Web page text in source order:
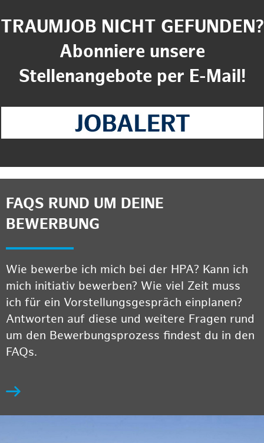
TRAUMJOB NICHT GEFUNDEN?
Abonniere unsere
Stellenangebote per E-Mail!
FAQS RUND UM DEINE
BEWERBUNG
Wie bewerbe ich mich bei der HPA? Kann ich
mich initiativ bewerben? Wie viel Zeit muss
ich für ein Vorstellungsgespräch einplanen?
Antworten auf diese und weitere Fragen rund
um den Bewerbungsprozess findest du in den
FAQs.